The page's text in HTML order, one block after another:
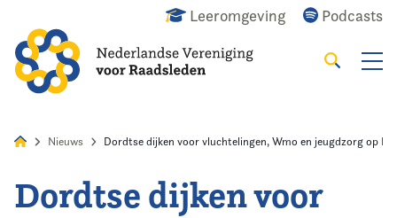
Leeromgeving Podcasts
Zoeken
Home
Nieuws Dordtse dijken voor vluchtelingen, Wmo en jeugdzorg op
Dordtse dijken voor